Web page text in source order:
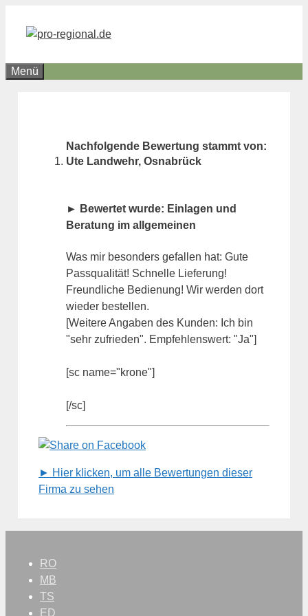
Inhalt
Menü
Nachfolgende Bewertung stammt von:
Ute Landwehr, Osnabrück
► Bewertet wurde: Einlagen und
Beratung im allgemeinen
Was mir besonders gefallen hat: Gute
Passqualität! Schnelle Lieferung!
Freundliche Bedienung! Wir werden dort
wieder bestellen.
[Weitere Angaben des Kunden: Ich bin
"sehr zufrieden". Empfehlenswert: "Ja"]
[sc name="krone"]
[/sc]
► Hier klicken, um alle Bewertungen dieser
Firma zu sehen
RO
MB
TS
ED